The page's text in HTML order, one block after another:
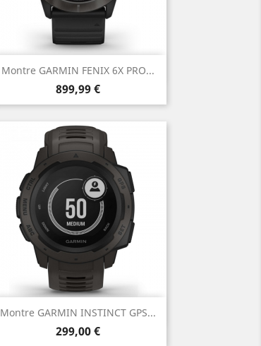
Montre GARMIN FENIX 6X PRO...
Prix
899,99 €
Aperçu rapide
Montre GARMIN INSTINCT GPS...
Prix
299,00 €
Aperçu rapide